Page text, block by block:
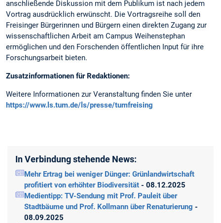
anschließende Diskussion mit dem Publikum ist nach jedem
Vortrag ausdrücklich erwünscht. Die Vortragsreihe soll den
Freisinger Bürgerinnen und Bürgern einen direkten Zugang zur
wissenschaftlichen Arbeit am Campus Weihenstephan
ermöglichen und den Forschenden öffentlichen Input für ihre
Forschungsarbeit bieten.
Zusatzinformationen für Redaktionen:
Weitere Informationen zur Veranstaltung finden Sie unter
https://www.ls.tum.de/ls/presse/tumfreising
In Verbindung stehende News:
Mehr Ertrag bei weniger Dünger: Grünlandwirtschaft
profitiert von erhöhter Biodiversität - 08.12.2025
Medientipp: TV-Sendung mit Prof. Pauleit über
Stadtbäume und Prof. Kollmann über Renaturierung -
08.09.2025